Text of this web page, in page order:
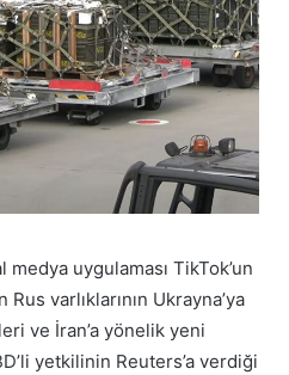
uygulaması TikTok’un
varlıklarının Ukrayna’ya
ve İran’a yönelik yeni
yetkilinin Reuters’a verdiği